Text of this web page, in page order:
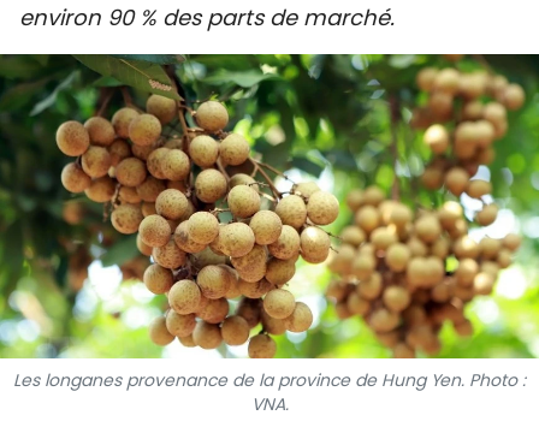
ENVIRONNEMENT
SPORT
FRANCOPHONIE
PAYS NATAL
INTERNATIONAL
MÉGASTORIE
INFOGRAPHIE
environ 90 % des parts de marché.
Les longanes provenance de la province de Hung Yen. Photo :
VNA.